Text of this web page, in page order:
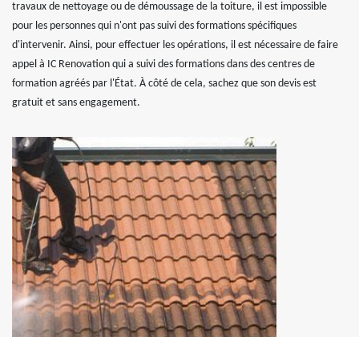
travaux de nettoyage ou de démoussage de la toiture, il est impossible
pour les personnes qui n'ont pas suivi des formations spécifiques
d'intervenir. Ainsi, pour effectuer les opérations, il est nécessaire de faire
appel à IC Renovation qui a suivi des formations dans des centres de
formation agréés par l'État. À côté de cela, sachez que son devis est
gratuit et sans engagement.